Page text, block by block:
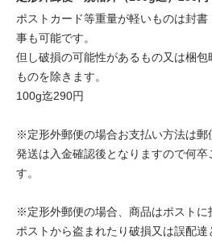
ポストカード等重量が軽いものは封
事も可能です。
但し破損の可能性があるもの又は梱
ものを除きます。
100g迄290円
※定形外郵便の場合お支払い方法は郵
発送は入金確認後となりますので何卒
す。
※定形外郵便の場合、商品はポストに
ポストから盗まれたり破損又は誤配